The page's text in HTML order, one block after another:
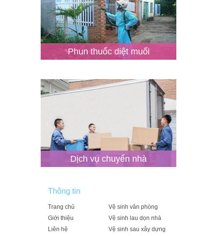
Phun thuốc diệt muối
Dịch vụ chuyển nhà
Thông tin
Trang chủ
Giới thiệu
Liên hệ
Vệ sinh văn phòng
Vệ sinh lau dọn nhà
Vệ sinh sau xây dựng